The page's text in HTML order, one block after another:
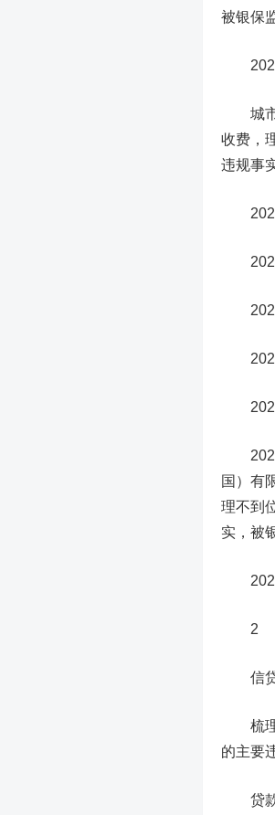
被银保
2021
城
收费，
违规事
2021
2021
2021
2021
2021
2021
国）有
理不到
实，被
2021
2
信
梳理
的主要
贷款“